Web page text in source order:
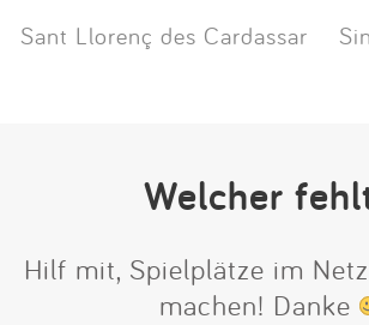
Sant Llorenç des Cardassar
Welcher
Hilf mit, Spielplätze im
machen! Danke